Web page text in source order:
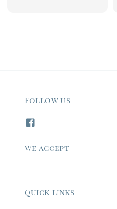
Follow us
We accept
Quick links